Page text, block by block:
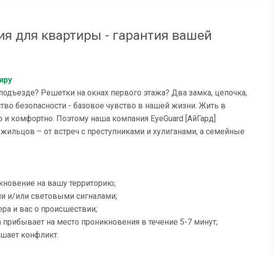
для квартиры - гарантия вашей
Решетки на окнах первого этажа? Два замка, цепочка,
безопасности - базовое чувство в нашей жизни. Жить в
комфортно. Поэтому наша компания EyeGuard [АйГард]
– от встреч с преступниками и хулиганами, а семейные
на вашу территорию;
и/или световыми сигналами;
и вас о происшествии;
на место проникновения в течение 5-7 минут;
конфликт.